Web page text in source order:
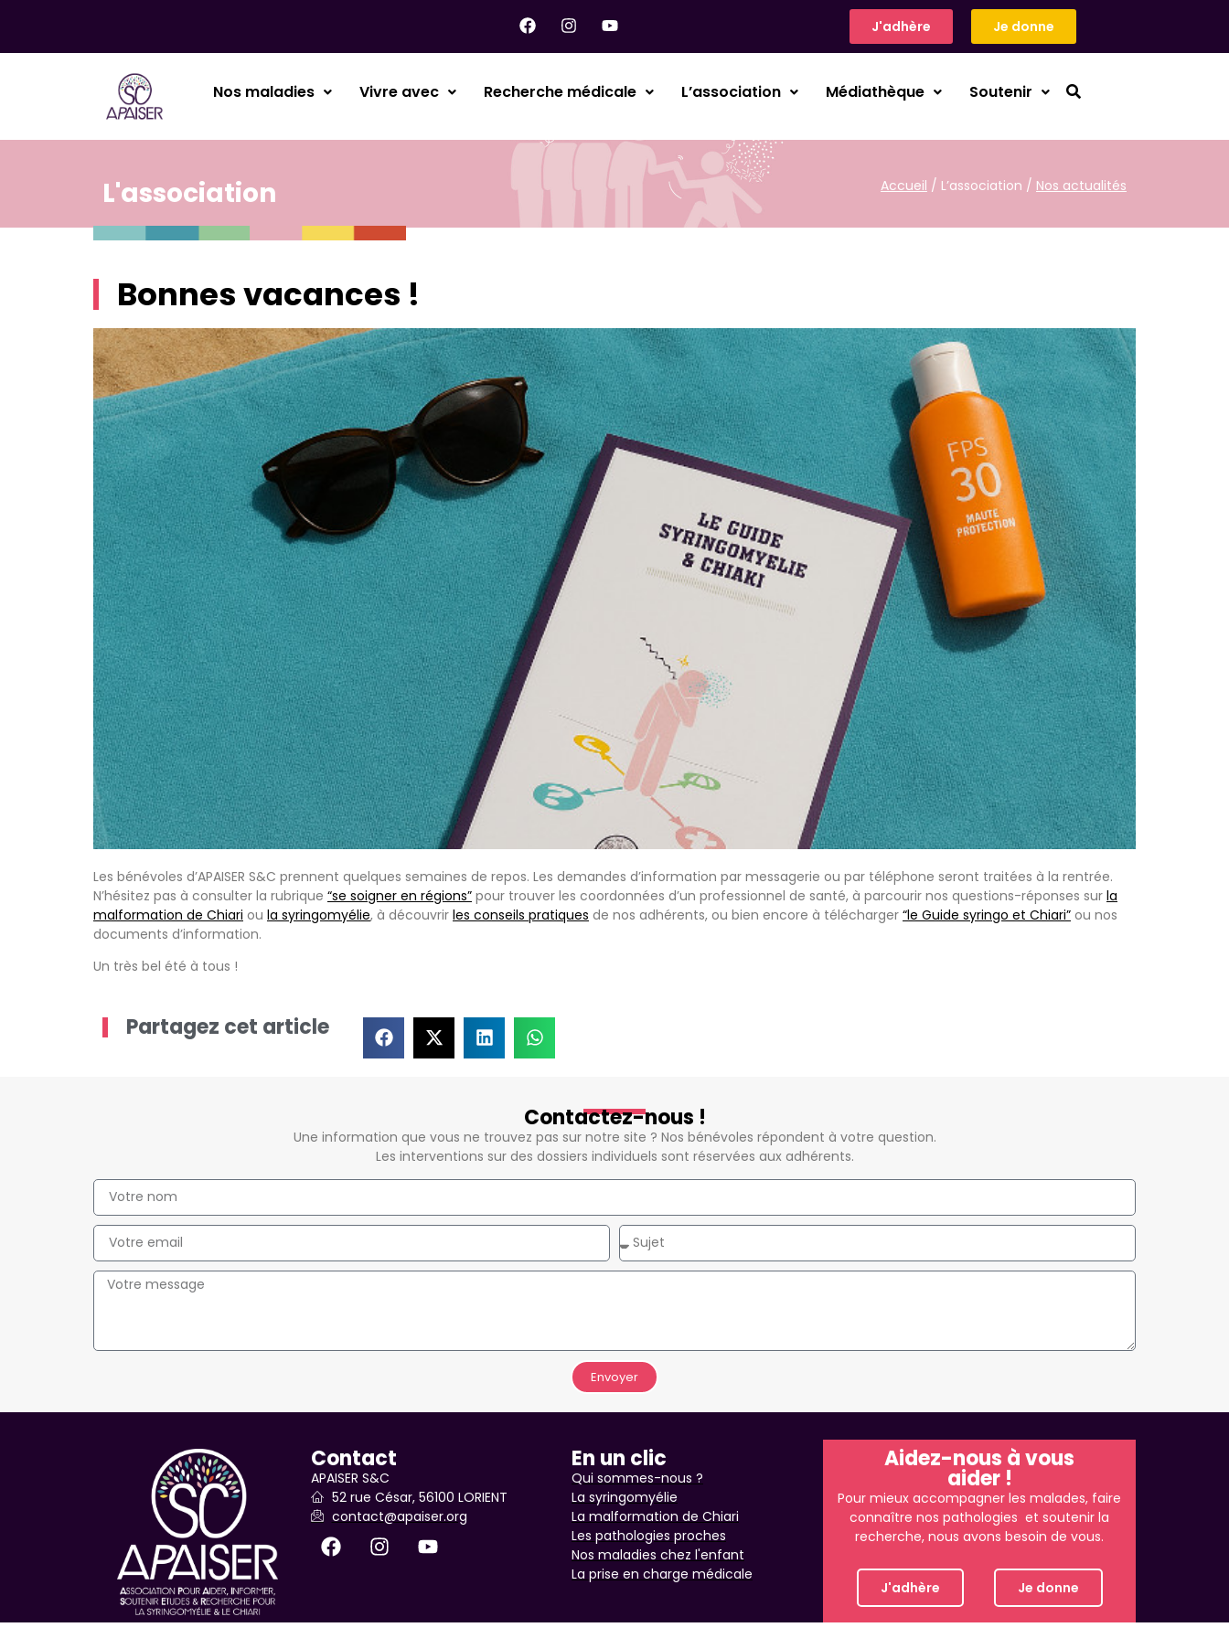
J'adhère Je donne
Nos maladies Vivre avec Recherche médicale L’association Médiathèque Soutenir
L'association Accueil / L’association / Nos actualités
Bonnes vacances !
Les bénévoles d’APAISER S&C prennent quelques semaines de repos. Les demandes d’information par messagerie ou par téléphone seront traitées à la rentrée.
N’hésitez pas à consulter la rubrique “se soigner en régions” pour trouver les coordonnées d’un professionnel de santé, à parcourir nos questions-réponses sur la
malformation de Chiari ou la syringomyélie, à découvrir les conseils pratiques de nos adhérents, ou bien encore à télécharger “le Guide syringo et Chiari” ou nos
documents d’information.
Un très bel été à tous !
Partagez cet article
Contactez-nous !
Une information que vous ne trouvez pas sur notre site ? Nos bénévoles répondent à votre question.
Les interventions sur des dossiers individuels sont réservées aux adhérents.
Envoyer
Contact
APAISER S&C
52 rue César, 56100 LORIENT
contact@apaiser.org
En un clic
Qui sommes-nous ?
La syringomyélie
La malformation de Chiari
Les pathologies proches
Nos maladies chez l'enfant
La prise en charge médicale
Aidez-nous à vous
aider !
Pour mieux accompagner les malades, faire
connaître nos pathologies et soutenir la
recherche, nous avons besoin de vous.
J'adhère Je donne